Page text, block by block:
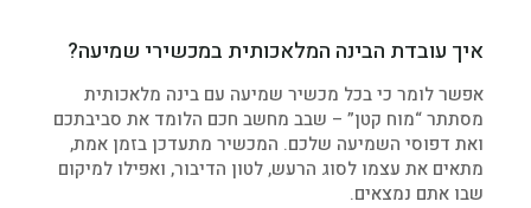
איך עובדת הבינה המלאכותית במכשירי שמיעה?
אפשר לומר כי בכל מכשיר שמיעה עם בינה מלאכותית
מסתתר “מוח קטן” – שבב מחשב חכם הלומד את סביבתכם
ואת דפוסי השמיעה שלכם. המכשיר מתעדכן בזמן אמת,
מתאים את עצמו לסוג הרעש, לטון הדיבור, ואפילו למיקום
שבו אתם נמצאים.